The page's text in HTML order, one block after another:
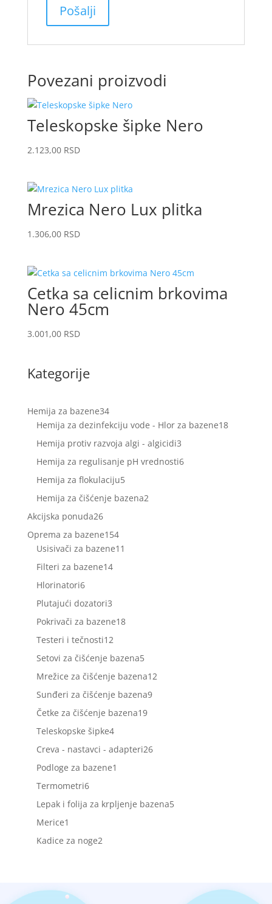
Povezani proizvodi
Teleskopske šipke Nero
2.123,00RSD
Mrezica Nero Lux plitka
1.306,00RSD
Cetka sa celicnim brkovima
Nero 45cm
3.001,00RSD
Kategorije
Hemija za bazene3434
proizvoda
Hemija za dezinfekciju vode - Hlor za bazene1818
Hemija protiv razvoja algi - algicidi33
proizvoda
Hemija za regulisanje pH vrednosti66
Hemija za flokulaciju55
proizvoda
Hemija za čišćenje bazena22
Akcijska ponuda2626
proizvoda
Oprema za bazene154154
proizvoda
Usisivači za bazene11
Filteri za bazene1414
Hlorinatori66
proizvoda
Plutajući dozatori33
proizvoda
Pokrivači za bazene1818
Testeri i tečnosti1212
proizvoda
Setovi za čišćenje bazena55
proizvoda
Mrežice za čišćenje bazena1212
Sunđeri za čišćenje bazena99
Četke za čišćenje bazena1919
Teleskopske šipke44
proizvoda
Creva - nastavci - adapteri2626
Podloge za bazene1
Termometri66
proizvoda
Lepak i folija za krpljenje bazena55
Merice1
proizvod
Kadice za noge22